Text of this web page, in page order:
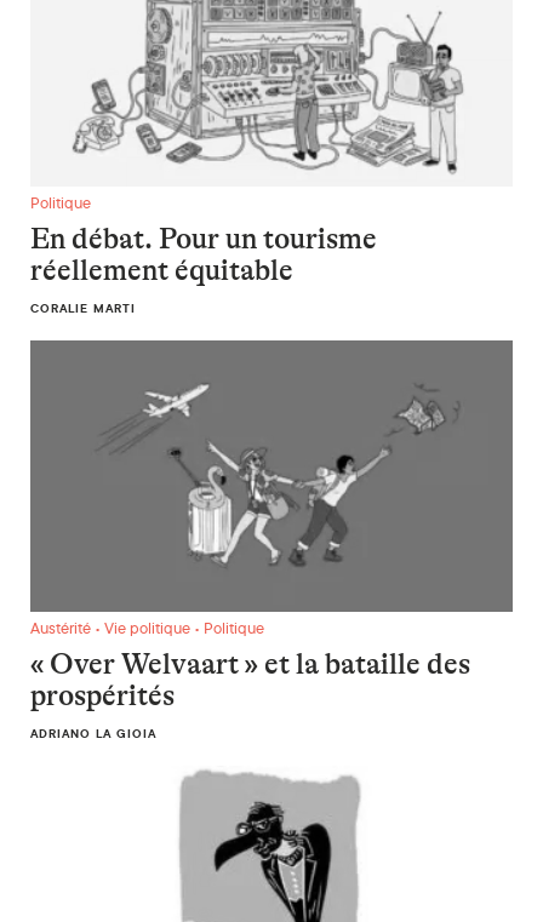
En débat. Pour un tourisme réellement équitable
Politique
En débat. Pour un tourisme
réellement équitable
CORALIE MARTI
« Over Welvaart » et la bataille des prospérités
Austérité • Vie politique • Politique
« Over Welvaart » et la bataille des
prospérités
ADRIANO LA GIOIA